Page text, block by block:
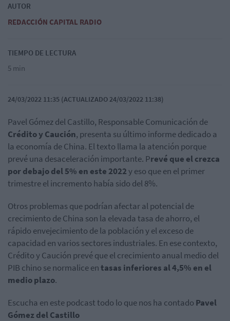
AUTOR
REDACCIÓN CAPITAL RADIO
TIEMPO DE LECTURA
5 min
24/03/2022 11:35 (ACTUALIZADO 24/03/2022 11:38)
Pavel Gómez del Castillo, Responsable Comunicación de
Crédito y Caución, presenta su último informe dedicado a
la economía de China. El texto llama la atención porque
prevé una desaceleración importante. Prevé que el crezca
por debajo del 5% en este 2022y eso que en el primer
trimestre el incremento había sido del 8%.
Otros problemas que podrían afectar al potencial de
crecimiento de China son la elevada tasa de ahorro, el
rápido envejecimiento de la población y el exceso de
capacidad en varios sectores industriales. En ese contexto,
Crédito y Caución prevé que el crecimiento anual medio del
PIB chino se normalice entasas inferiores al 4,5% en el
medio plazo.
Escucha en este podcast todo lo que nos ha contado Pavel
Gómez del Castillo